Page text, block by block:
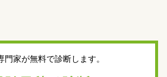
家が無料で診断します。